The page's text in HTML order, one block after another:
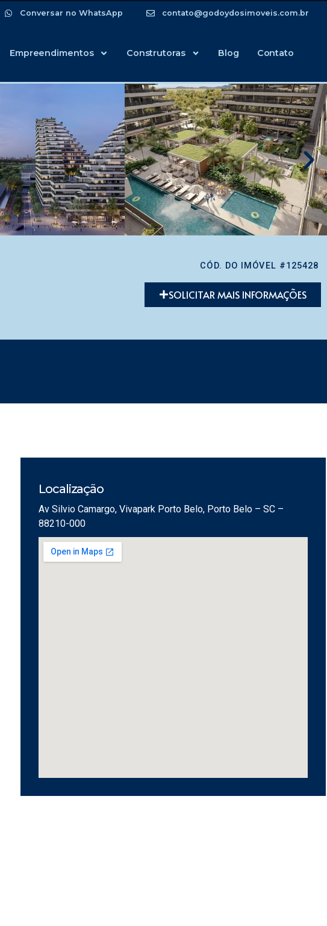
Conversar no WhatsApp contato@godoydosimoveis.com.br
Empreendimentos Construtoras Blog Contato
CÓD. DO IMÓVEL #125428
SOLICITAR MAIS INFORMAÇÕES
Localização
Av Silvio Camargo, Vivapark Porto Belo, Porto Belo – SC –
88210-000